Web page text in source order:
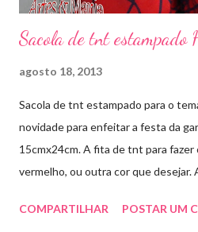
Sacola de tnt estampado
agosto 18, 2013
Sacola de tnt estampado para o
novidade para enfeitar a festa da
15cmx24cm. A fita de tnt para fazer
vermelho, ou outra cor que desejar.
COMPARTILHAR
POSTAR UM